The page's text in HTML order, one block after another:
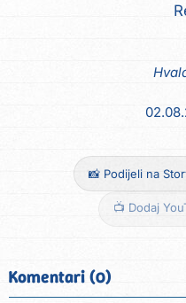
📸 Podijeli na
📺 Dodaj
Komentari (0)